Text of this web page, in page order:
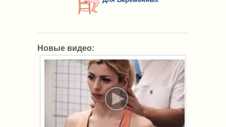
Новые видео: